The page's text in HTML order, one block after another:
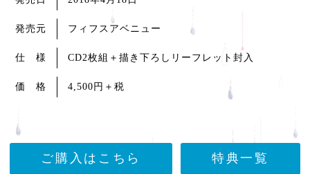
発売元 フィフスアベニュー
仕 様 CD2枚組＋描き下ろしリーフレット封入
価 格 4,500円 ＋税
ご購入はこちら 特典一覧